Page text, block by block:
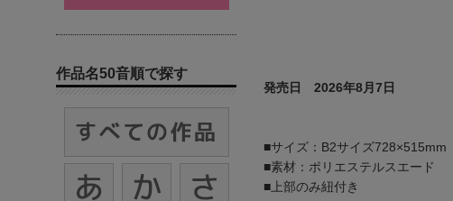
発売日 2026年8月7日
■サイズ：B2サイズ728×515mm
■素材：ポリエステルスエード
■上部のみ紐付き
作品名50音順で探す